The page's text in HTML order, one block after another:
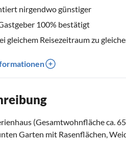
nirgendwo günstiger
100% bestätigt
gleichem Reisezeitraum zu
(Gesamtwohnfläche ca.
Garten mit Rasenflächen,